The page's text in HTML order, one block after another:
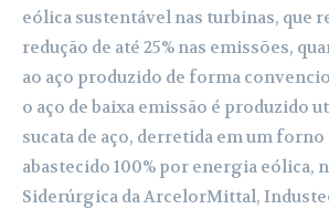
eólica sustentável nas turbinas, que
redução de até 25% nas emissões,
ao aço produzido de forma
o aço de baixa emissão é produzido
sucata de aço, derretida em um
abastecido 100% por energia eólica,
Siderúrgica da ArcelorMittal,